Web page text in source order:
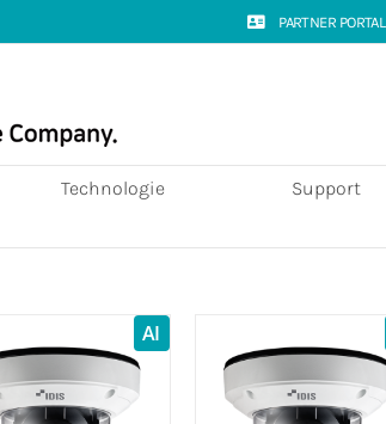
PARTNER PORTAL
Technologie Support
AI